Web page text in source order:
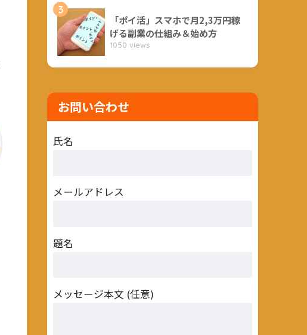
3
「ポイ活」スマホで月2,3万円稼
げる副業の仕組み＆始め方
1050 views
お問い合わせ
氏名
メールアドレス
題名
メッセージ本文 (任意)